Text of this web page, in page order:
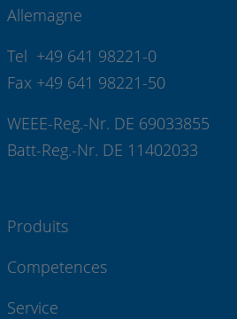
Allemagne
Tel +49 641 98221-0
Fax +49 641 98221-50
WEEE-Reg.-Nr. DE 69033855
Batt-Reg.-Nr. DE 11402033
Produits
Competences
Service